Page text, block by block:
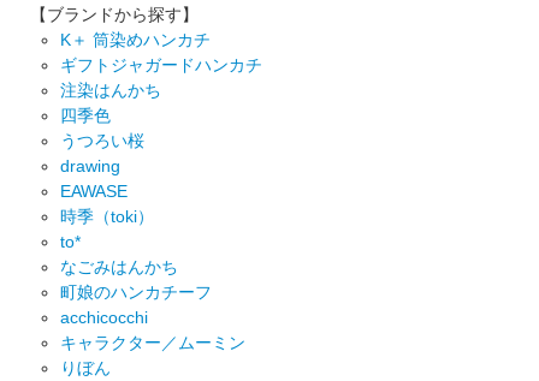
【ブランドから探す】
K＋ 筒染めハンカチ
ギフトジャガードハンカチ
注染はんかち
四季色
うつろい桜
drawing
EAWASE
時季（toki）
to*
なごみはんかち
町娘のハンカチーフ
acchicocchi
キャラクター／ムーミン
りぼん